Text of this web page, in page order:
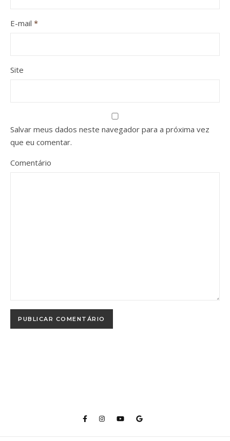
E-mail *
Site
Salvar meus dados neste navegador para a próxima vez
que eu comentar.
Comentário